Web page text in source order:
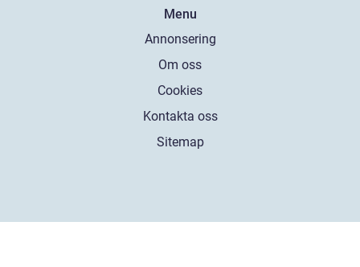
Menu
Annonsering
Om oss
Cookies
Kontakta oss
Sitemap